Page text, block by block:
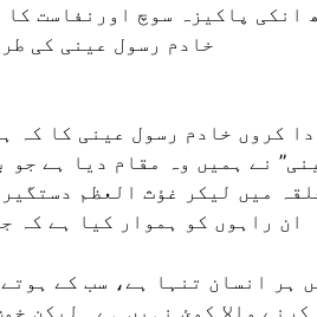
انکی پاکیزہ سوچ اورنفاست
خادم رسول عینی کی
کروں خادم رسول عینی کا کہ
نے ہمیں وہ مقام دیا ہے جو
میں لیکر غؤث العظم
ان راہوں کو ہموار کیا ہے کہ
ہر انسان تنہا ہے، سب کے
کرنے والا کوئ نہیں ہے۔ لیکن